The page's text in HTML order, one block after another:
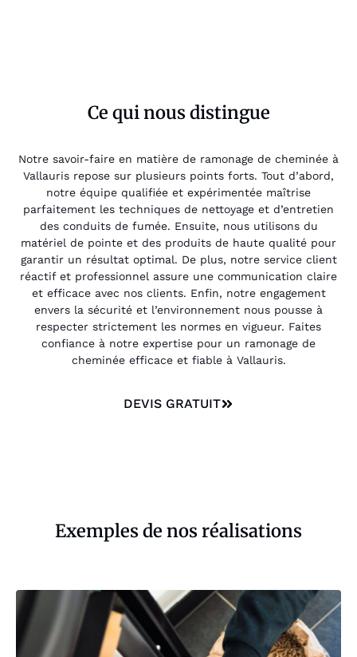
Ce qui nous distingue
Notre savoir-faire en matière de ramonage de cheminée à
Vallauris repose sur plusieurs points forts. Tout d’abord,
notre équipe qualifiée et expérimentée maîtrise
parfaitement les techniques de nettoyage et d’entretien
des conduits de fumée. Ensuite, nous utilisons du
matériel de pointe et des produits de haute qualité pour
garantir un résultat optimal. De plus, notre service client
réactif et professionnel assure une communication claire
et efficace avec nos clients. Enfin, notre engagement
envers la sécurité et l’environnement nous pousse à
respecter strictement les normes en vigueur. Faites
confiance à notre expertise pour un ramonage de
cheminée efficace et fiable à Vallauris.
DEVIS GRATUIT
Exemples de nos réalisations